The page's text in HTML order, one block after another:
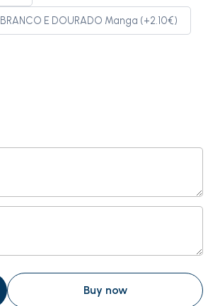
BRANCO E DOURADO Manga (+2.10€)
Buy now